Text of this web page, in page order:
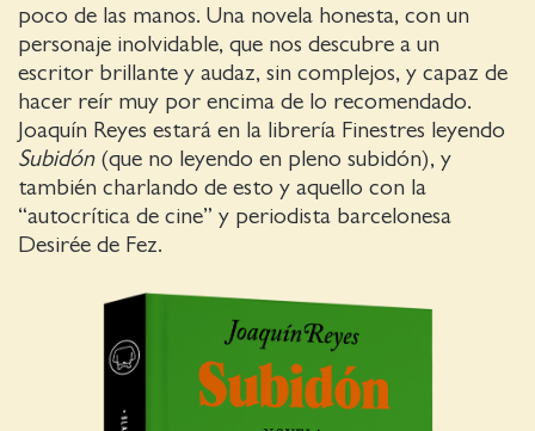
poco de las manos. Una novela honesta, con un
personaje inolvidable, que nos descubre a un
escritor brillante y audaz, sin complejos, y capaz de
hacer reír muy por encima de lo recomendado.
Joaquín Reyes estará en la librería Finestres leyendo
Subidón(que no leyendo en pleno subidón), y
también charlando de esto y aquello con la
“autocrítica de cine” y periodista barcelonesa
Desirée de Fez.